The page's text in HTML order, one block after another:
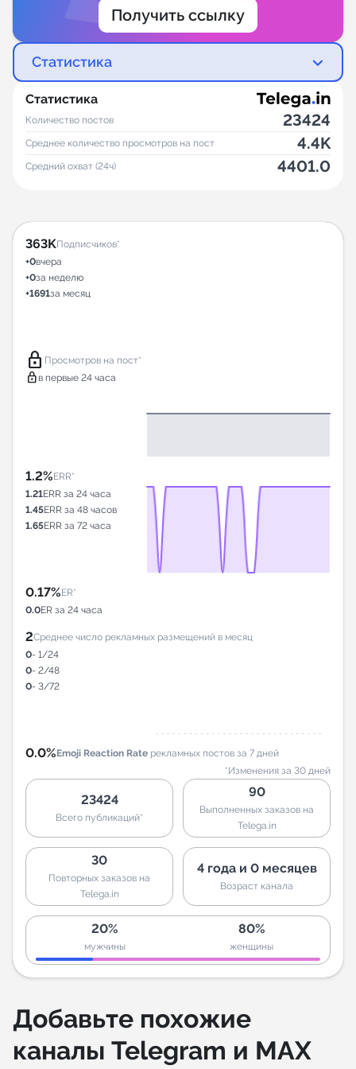
Получить ссылку
Статистика
Статистика
Количество постов 23424
Среднее количество просмотров на пост 4.4K
Средний охват (24ч) 4401.0
363KПодписчиков*
+0вчера
+0за неделю
+1691за месяц
lock Просмотров на пост*
lock в первые 24 часа
1.2%ERR*
1.21ERR за 24 часа
1.45ERR за 48 часов
1.65ERR за 72 часа
0.17%ER*
0.0ER за 24 часа
2Среднее число рекламных размещений в месяц
0- 1/24
0- 2/48
0- 3/72
0.0%Emoji Reaction Rate рекламных постов за 7 дней
*Изменения за 30 дней
23424
Всего публикаций*
90
Выполненных заказов на
Telega.in
30
Повторных заказов на
Telega.in
4 года и 0 месяцев
Возраст канала
20%
мужчины
80%
женщины
Добавьте похожие
каналы Telegram и MAX